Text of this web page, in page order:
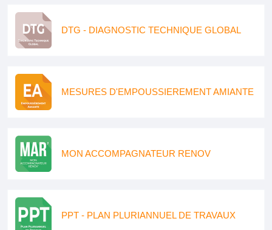
DTG - DIAGNOSTIC TECHNIQUE GLOBAL
MESURES D'EMPOUSSIEREMENT AMIANTE
MON ACCOMPAGNATEUR RENOV
PPT - PLAN PLURIANNUEL DE TRAVAUX